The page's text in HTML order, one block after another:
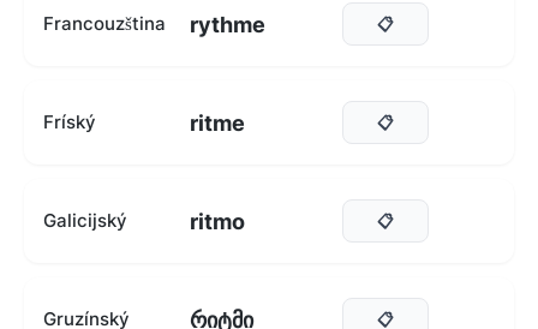
Francouzština rythme 📋
Fríský ritme 📋
Galicijský ritmo 📋
Gruzínský რიტმი 📋